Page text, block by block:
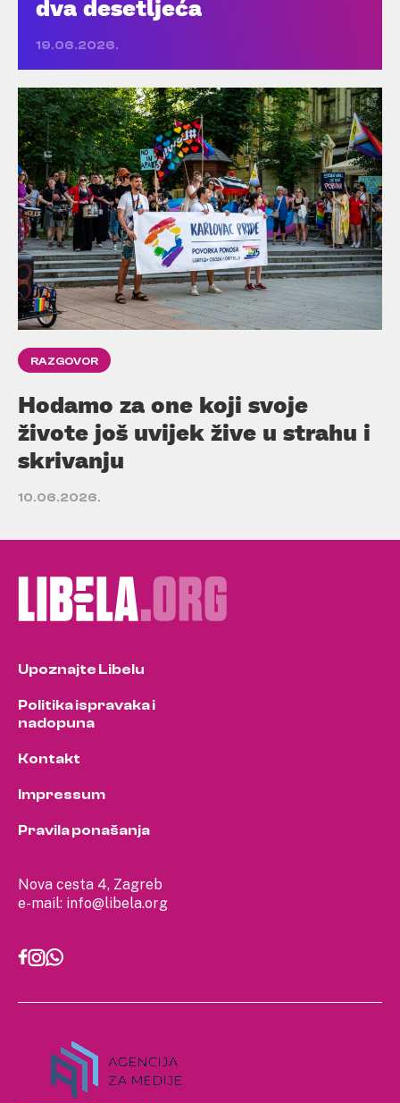
dva desetljeća
19.06.2026.
RAZGOVOR
Hodamo za one koji svoje
živote još uvijek žive u strahu i
skrivanju
10.06.2026.
Nova cesta 4, Zagreb
e-mail: info@libela.org
Upoznajte Libelu
Politika ispravaka i
nadopuna
Kontakt
Impressum
Pravila ponašanja